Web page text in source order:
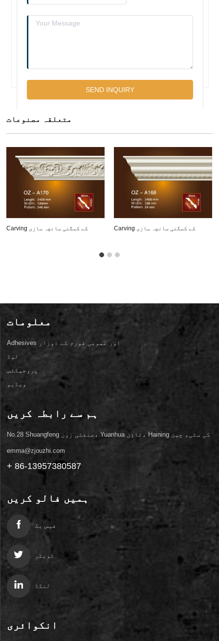
متعلقہ مصنوعات
Carving کے کمگنی سانچہ سازی
Carving کے کمگنی سانچہ سازی
معلومات
Adhesives اور عمومی فورم کے اوزار
لوڈ
پروجیکٹس
ویڈیو
ہم سے رابطہ کریں
No.28 Shuangfeng صنعتی زون، Yuanhua ٹاؤن، Haining کی سٹی، چین
emma@zjouzhi.com
+ 86-13957380587
ہمیں فالو کریں
فیس بک
ٹویٹر
لنکڈ
انکوائری